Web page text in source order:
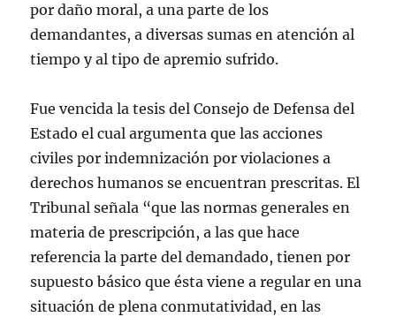
por daño moral, a una parte de los
demandantes, a diversas sumas en atención al
tiempo y al tipo de apremio sufrido.
Fue vencida la tesis del Consejo de Defensa del
Estado el cual argumenta que las acciones
civiles por indemnización por violaciones a
derechos humanos se encuentran prescritas. El
Tribunal señala “que las normas generales en
materia de prescripción, a las que hace
referencia la parte del demandado, tienen por
supuesto básico que ésta viene a regular en una
situación de plena conmutatividad, en las